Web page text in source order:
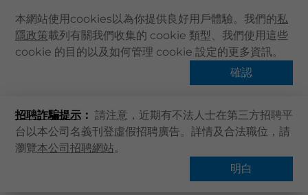
本網站使用cookies以為你提供良好用戶體驗。我們的私
隱政策載列有關我們收集的 cookie 類型、我們使用這些
cookie 的目的以及如何管理 cookie 設定的更多資訊。
確認
招聘詐騙提示： 請注意，近期有不法人士在第三方招聘平
台以本公司名義刊登虛假招聘廣告。詳情及合法職位，請
瀏覽本公司招聘網站。
明白
主頁
卓健服務
卓健手機App